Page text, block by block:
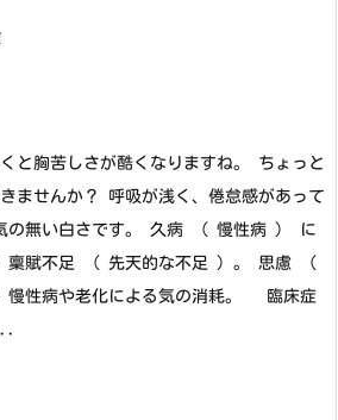
と胸苦しさが酷くなりますね。 ちょっと
ませんか？ 呼吸が浅く、倦怠感があって
の無い白さです。 久病 （ 慢性病 ） に
稟賦不足 （ 先天的な不足 ）。 思慮 （
慢性病や老化による気の消耗。 臨床症